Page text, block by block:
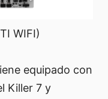
WIFI)
equipado con
Killer 7 y